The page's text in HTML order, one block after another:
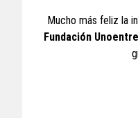
Mucho más feliz la
Fundación